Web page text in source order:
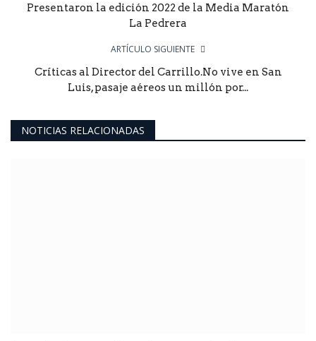
Presentaron la edición 2022 de la Media Maratón
La Pedrera
ARTÍCULO SIGUIENTE
Críticas al Director del Carrillo.No vive en San
Luis, pasaje aéreos un millón por...
NOTICIAS RELACIONADAS